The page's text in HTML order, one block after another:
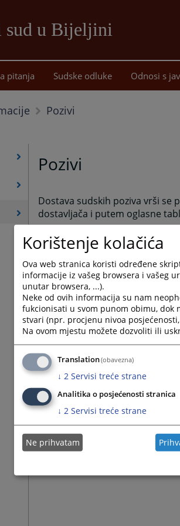
sud u Bijeljini
sadržaj
pitanja Sudske odluke Odnosi s
Pozivi
Pozivi
Dostava sudskih poziva vrši
dostavljača i putem oglasne
Korištenje kolačića
Ova web stranica koristi određene
informacije iz vašeg browsera i vašeg
unutar browsera, ...).
Neke od ovih informacija su nam
fukcionisati u svom punom obimu, dok
stvari (npr. procjenu nivoa
Na ovom mjestu možete dozvoliti ili
Translation(obavezna)
↓ 2 Servisi treće strane
Analitika o posjećenosti stranica
↓ 2 Servisi treće strane
Ne prihvatam